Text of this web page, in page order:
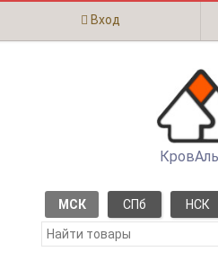
Вход
МСК СПб НСК